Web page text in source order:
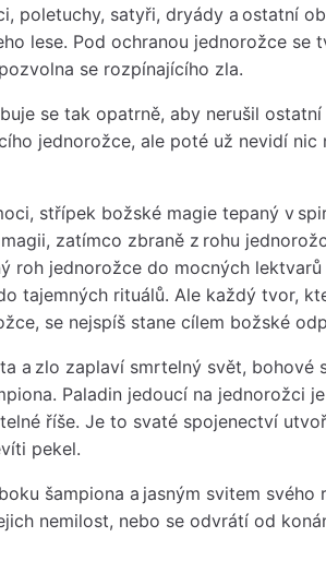
poletuchy, satyři, dryády a ostatní
lese. Pod ochranou jednorožce se
se rozpínajícího zla.
se tak opatrně, aby nerušil ostatní
jednorožce, ale poté už nevidí nic
střípek božské magie tepaný v
zatímco zbraně z rohu
roh jednorožce do mocných lektvarů
tajemných rituálů. Ale každý tvor,
se nejspíš stane cílem božské
a zlo zaplaví smrtelný svět, bohové
Paladin jedoucí na jednorožci je
říše. Je to svaté spojenectví
pekel.
šampiona a jasným svitem svého
nemilost, nebo se odvrátí od